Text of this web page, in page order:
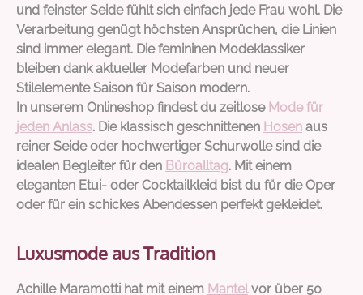
und feinster Seide fühlt sich einfach jede Frau wohl. Die
Verarbeitung genügt höchsten Ansprüchen, die Linien
sind immer elegant. Die femininen Modeklassiker
bleiben dank aktueller Modefarben und neuer
Stilelemente Saison für Saison modern.
In unserem Onlineshop findest du zeitlose Mode für
jeden Anlass. Die klassisch geschnittenen Hosen aus
reiner Seide oder hochwertiger Schurwolle sind die
idealen Begleiter für den Büroalltag. Mit einem
eleganten Etui- oder Cocktailkleid bist du für die Oper
oder für ein schickes Abendessen perfekt gekleidet.
Luxusmode aus Tradition
Achille Maramotti hat mit einem Mantelvor über 50